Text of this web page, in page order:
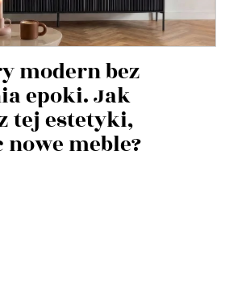
modern bez
epoki. Jak
tej estetyki,
meble?